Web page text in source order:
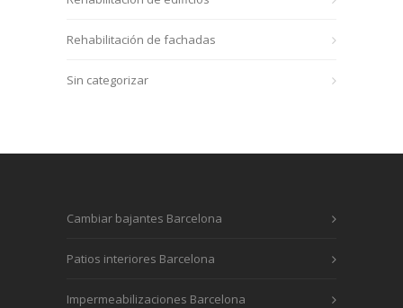
Rehabilitación de fachadas
Sin categorizar
Cambiar bajantes Barcelona
Patios interiores Barcelona
Impermeabilizaciones Barcelona